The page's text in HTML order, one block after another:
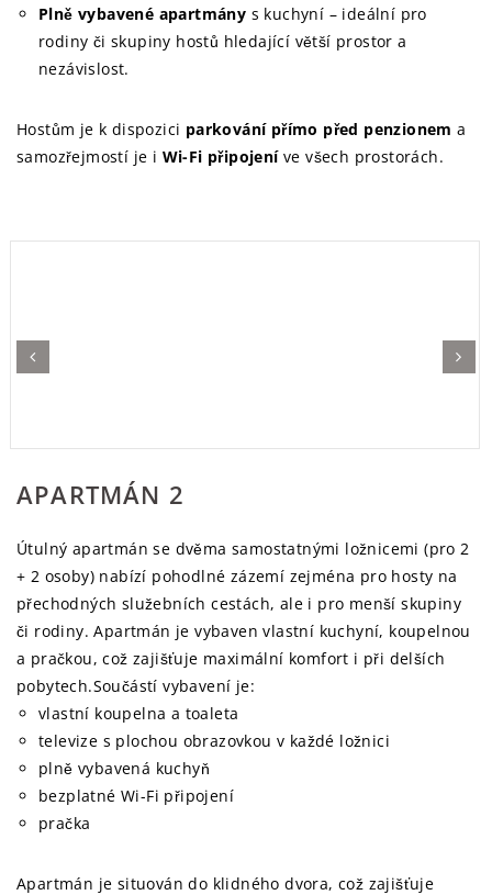
Plně vybavené apartmány s kuchyní – ideální pro
rodiny či skupiny hostů hledající větší prostor a
nezávislost.
Hostům je k dispozici parkování přímo před penzionem a
samozřejmostí je i Wi-Fi připojeníve všech prostorách.
APARTMÁN 2
Útulný apartmán se dvěma samostatnými ložnicemi (pro 2
+ 2 osoby) nabízí pohodlné zázemí zejména pro hosty na
přechodných služebních cestách, ale i pro menší skupiny
či rodiny. Apartmán je vybaven vlastní kuchyní, koupelnou
a pračkou, což zajišťuje maximální komfort i při delších
pobytech.Součástí vybavení je:
vlastní koupelna a toaleta
televize s plochou obrazovkou v každé ložnici
plně vybavená kuchyň
bezplatné Wi-Fi připojení
pračka
Apartmán je situován do klidného dvora, což zajišťuje